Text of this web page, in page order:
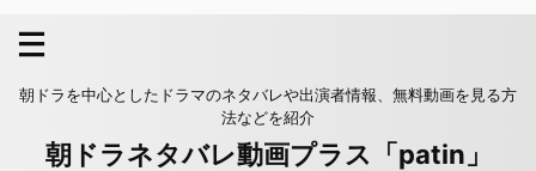
朝ドラを中心としたドラマのネタバレや出演者情報、無料動画を見る方
法などを紹介
朝ドラネタバレ動画プラス「patin」